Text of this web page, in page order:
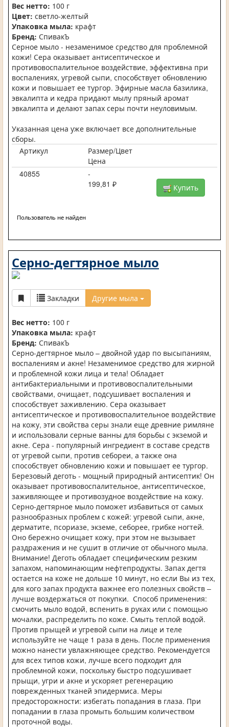
Вес нетто: 100 г
Цвет: светло-желтый
Упаковка мыла: крафт
Бренд: СпивакЪ
Серное мыло - незаменимое средство для проблемной
кожи! Сера оказывает антисептическое и
противовоспалительное воздействие, эффективна при
воспалениях, угревой сыпи, способствует обновлению
кожи и повышает ее тургор. Эфирные масла базилика,
эвкалипта и кедра придают мылу пряный аромат
эвкалипта и делают запах серы почти неуловимым.
Указанная цена уже включает все дополнительные
сборы.
Артикул
Размер/Цвет
Цена
40855
-
199,81 ₽
Купить
Пользователь не найден
Серно-дегтярное мыло
Закладки Другие мыла
Вес нетто: 100 г
Упаковка мыла: крафт
Бренд: СпивакЪ
Серно-дегтярное мыло – двойной удар по высыпаниям,
воспалениям и акне! Незаменимое средство для жирной
и проблемной кожи лица и тела! Обладает
антибактериальными и противовоспалительными
свойствами, очищает, подсушивает воспаления и
способствует заживлению. Сера оказывает
антисептическое и противовоспалительное воздействие
на кожу, эти свойства серы знали еще древние римляне
и использовали серные ванны для борьбы с экземой и
акне. Сера - популярный ингредиент в составе средств
от угревой сыпи, против себореи, а также она
способствует обновлению кожи и повышает ее тургор.
Березовый деготь - мощный природный антисептик! Он
оказывает противовоспалительное, антисептическое,
заживляющее и противозудное воздействие на кожу.
Серно-дегтярное мыло поможет избавиться от самых
разнообразных проблем с кожей: угревой сыпи, акне,
дерматите, псориазе, экземе, себорее, грибке ногтей.
Оно бережно очищает кожу, при этом не вызывает
раздражения и не сушит в отличие от обычного мыла.
Внимание! Деготь обладает специфическим резким
запахом, напоминающим нефтепродукты. Запах дегтя
остается на коже не дольше 10 минут, но если Вы из тех,
для кого запах продукта важнее его полезных свойств –
лучше воздержаться от покупки. Способ применения:
смочить мыло водой, вспенить в руках или с помощью
мочалки, распределить по коже. Смыть теплой водой.
Против прыщей и угревой сыпи на лице и теле
используйте не чаще 1 раза в день. После применения
можно нанести увлажняющее средство. Рекомендуется
для всех типов кожи, лучше всего подходит для
проблемной кожи, поскольку быстро подсушивает
прыщи, угри и акне и ускоряет регенерацию
поврежденных тканей эпидермиса. Меры
предосторожности: избегать попадания в глаза. При
попадании в глаза промыть большим количеством
проточной воды.